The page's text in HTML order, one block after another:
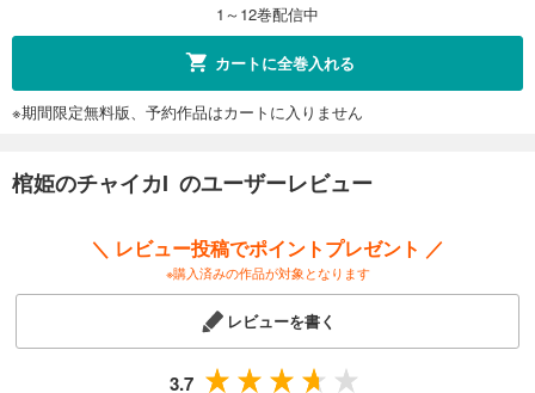
あらすじを表示する
棺姫のチャイカXII〈電子特別版〉
あらすじを表示する
1～12巻配信中
カートに全巻入れる
※期間限定無料版、予約作品はカートに入りません
棺姫のチャイカI のユーザーレビュー
＼ レビュー投稿でポイントプレゼント ／
※購入済みの作品が対象となります
レビューを書く
3.7